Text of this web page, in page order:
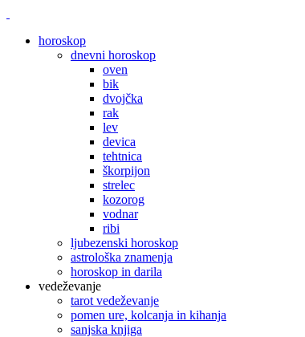
horoskop
dnevni horoskop
oven
bik
dvojčka
rak
lev
devica
tehtnica
škorpijon
strelec
kozorog
vodnar
ribi
ljubezenski horoskop
astrološka znamenja
horoskop in darila
vedeževanje
tarot vedeževanje
pomen ure, kolcanja in kihanja
sanjska knjiga